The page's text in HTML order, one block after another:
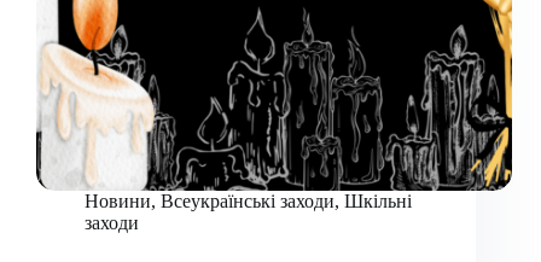
Новини, Всеукраїнські заходи, Шкільні
заходи